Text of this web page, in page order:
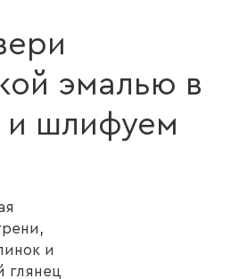
эмалью в
и шлифуем
и
глянец